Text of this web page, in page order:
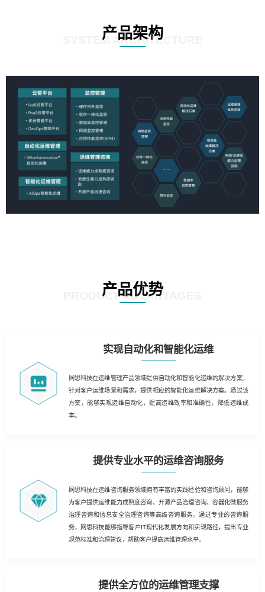
产品架构
SYSTEM ARCHITECTURE
产品优势
PRODUCT ADVANTAGES
实现自动化和智能化运维
网思科技在运维管理产品领域提供自动化和智能化运维的解决方案，
针对客户运维场景和需求，提供相应的智能化运维解决方案。通过该
方案，能够实现运维自动化，提高运维效率和准确性，降低运维成
本。
提供专业水平的运维咨询服务
网思科技在运维咨询服务领域拥有丰富的实践经验和咨询顾问，能够
为客户提供运维能力成熟度咨询、开源产品治理咨询、容器化微服务
治理咨询和信息安全治理咨询等高级咨询服务。通过专业的咨询服
务，网思科技能够指导客户IT现代化发展方向和实现路径，提出专业
规范标准和治理建议，帮助客户提高运维管理水平。
提供全方位的运维管理支撑